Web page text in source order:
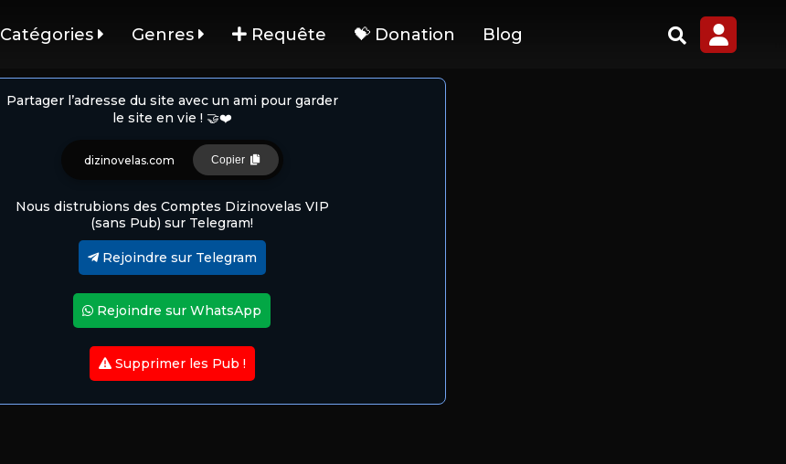
Catégories Genres Requête 💝 Donation Blog
Partager l’adresse du site avec un ami pour garder
le site en vie ! 🤝❤️
dizinovelas.com Copier
Nous distrubions des Comptes Dizinovelas VIP
(sans Pub) sur Telegram!
Rejoindre sur Telegram
Rejoindre sur WhatsApp
Supprimer les Pub !